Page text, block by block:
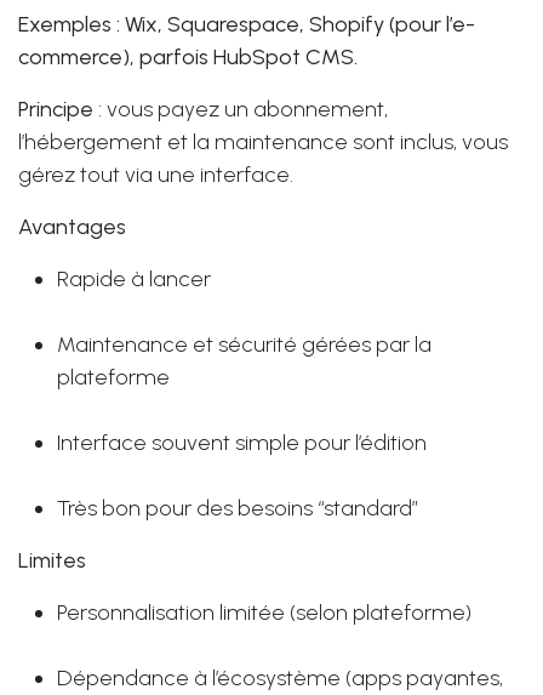
Exemples : Wix, Squarespace, Shopify (pour l’e-
commerce), parfois HubSpot CMS.
Principe : vous payez un abonnement,
l’hébergement et la maintenance sont inclus, vous
gérez tout via une interface.
Avantages
Rapide à lancer
Maintenance et sécurité gérées par la
plateforme
Interface souvent simple pour l’édition
Très bon pour des besoins “standard”
Limites
Personnalisation limitée (selon plateforme)
Dépendance à l’écosystème (apps payantes,